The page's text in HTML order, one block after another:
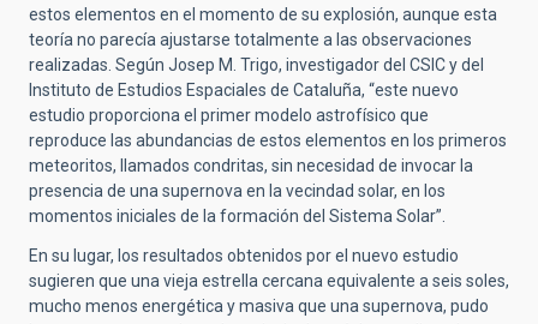
estos elementos en el momento de su explosión, aunque esta
teoría no parecía ajustarse totalmente a las observaciones
realizadas. Según Josep M. Trigo, investigador del CSIC y del
Instituto de Estudios Espaciales de Cataluña, “este nuevo
estudio proporciona el primer modelo astrofísico que
reproduce las abundancias de estos elementos en los primeros
meteoritos, llamados condritas, sin necesidad de invocar la
presencia de una supernova en la vecindad solar, en los
momentos iniciales de la formación del Sistema Solar”.
En su lugar, los resultados obtenidos por el nuevo estudio
sugieren que una vieja estrella cercana equivalente a seis soles,
mucho menos energética y masiva que una supernova, pudo